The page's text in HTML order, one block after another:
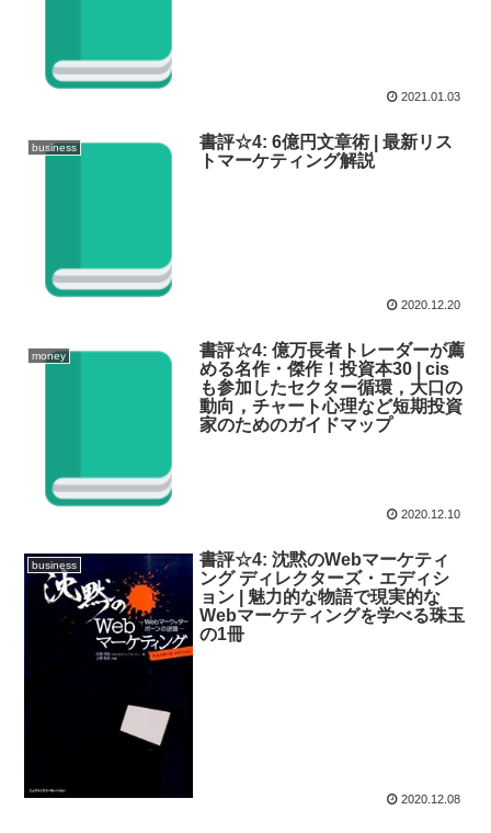
2021.01.03
business
書評☆4: 6億円文章術 | 最新リス
トマーケティング解説
2020.12.20
money
書評☆4: 億万長者トレーダーが薦
める名作・傑作！投資本30 | cis
も参加したセクター循環，大口の
動向，チャート心理など短期投資
家のためのガイドマップ
2020.12.10
business
書評☆4: 沈黙のWebマーケティ
ング ディレクターズ・エディシ
ョン | 魅力的な物語で現実的な
Webマーケティングを学べる珠玉
の1冊
2020.12.08